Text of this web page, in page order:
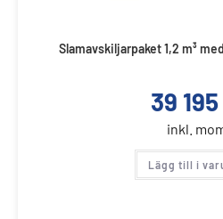
Slamavskiljarpaket 1,2 m³
39 195
inkl.
Lägg till i